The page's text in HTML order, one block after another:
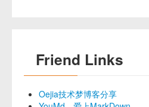
Friend Links
Oejia技术梦博客分享